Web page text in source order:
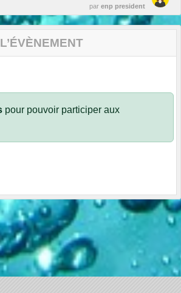
par enp president
pour pouvoir participer aux